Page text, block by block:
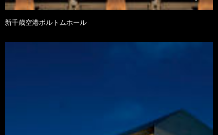
新千歳空港ポルトムホール